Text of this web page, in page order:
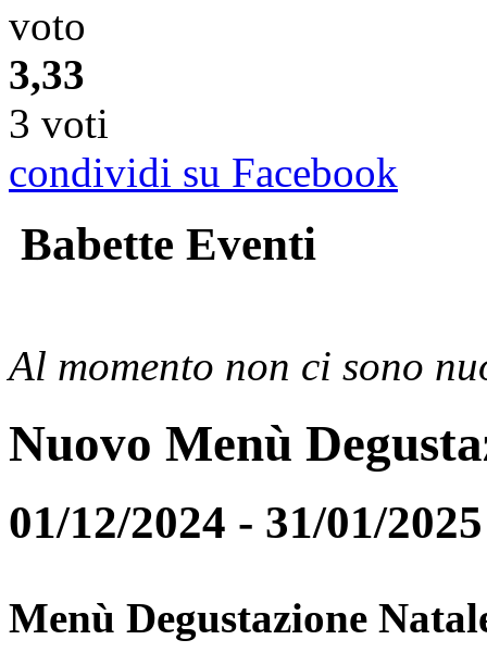
voto
3,33
3 voti
condividi su Facebook
Babette Eventi
Al momento non ci sono
Nuovo Menù
01/12/2024 - 31/01/2025
Menù Degustazione